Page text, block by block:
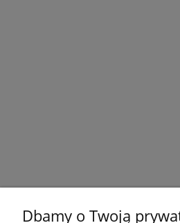
Dbamy o Twoją